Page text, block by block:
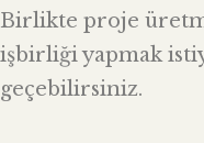
Birlikte proje
işbirliği yapmak
geçebilirsiniz.